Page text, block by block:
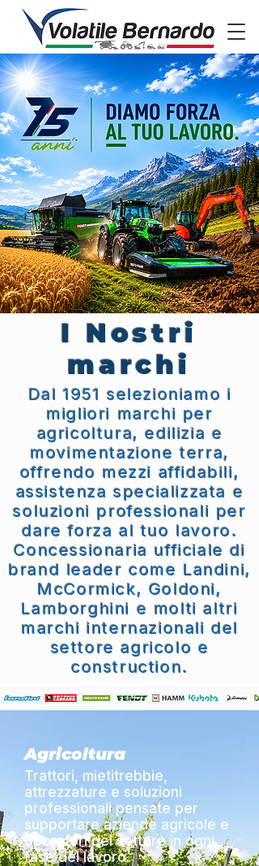
I Nostri
marchi
Dal 1951 selezioniamo i
migliori marchi per
agricoltura, edilizia e
movimentazione terra,
offrendo mezzi affidabili,
assistenza specializzata e
soluzioni professionali per
dare forza al tuo lavoro.
Concessionaria ufficiale di
brand leader come Landini,
McCormick, Goldoni,
Lamborghini e molti altri
marchi internazionali del
settore agricolo e
construction.
Agricoltura
Trattori, mietitrebbie,
attrezzature e soluzioni
professionali pensate per
supportare aziende agricole e
operatori del settore in ogni
fase del lavoro.